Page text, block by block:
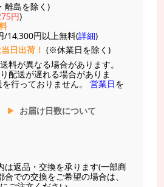
離島を除く)
円)
14,300円以上無料(詳細)
日出荷！ (※休業日を除く)
料が異なる場合があります。
配送が遅れる場合がありま
行っておりません。 営業日を
お届け日数について
は返品・交換を承ります(一部商
での交換をご希望の場合は、